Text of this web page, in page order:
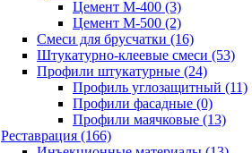
Цемент М-400 (3)
Цемент М-500 (2)
Смеси для брусчатки (16)
Штукатурно-клеевые смеси (53)
Профили штукатурные (24)
Профиль углозащитный (11)
Профили фасадные (0)
Профили маячковые (13)
Реставрация (166)